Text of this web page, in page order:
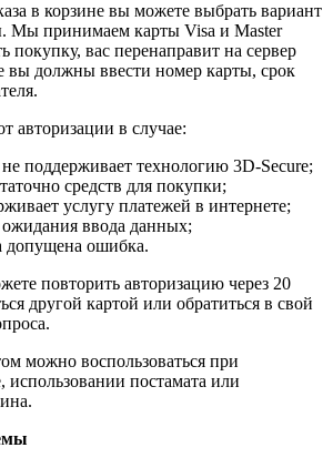
в корзине вы можете выбрать вариант
Мы принимаем карты Visa и Master
покупку, вас перенаправит на сервер
вы должны ввести номер карты, срок
авторизации в случае:
поддерживает технологию 3D-Secure;
средств для покупки;
услугу платежей в интернете;
ожидания ввода данных;
допущена ошибка.
повторить авторизацию через 20
другой картой или обратиться в свой
можно воспользоваться при
использовании постамата или